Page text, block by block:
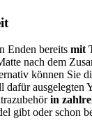
Enden bereits mit
nach dem
können Sie
dafür ausgelegten
in
gibt oder schon